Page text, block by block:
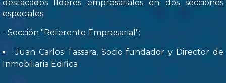
destacados lÍderes empresariales en dos secciones
especiales:
- Sección "Referente Empresarial":
Juan Carlos Tassara, Socio fundador y Director de
Inmobiliaria Edifica